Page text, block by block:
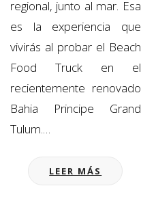
regional, junto al mar. Esa
es la experiencia que
vivirás al probar el Beach
Food Truck en el
recientemente renovado
Bahia Principe Grand
Tulum.…
LEER MÁS